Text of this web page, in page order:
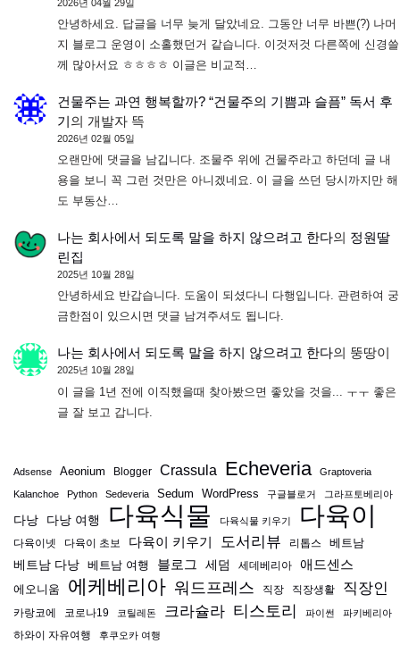
2026년 04월 29일
안녕하세요. 답글을 너무 늦게 달았네요. 그동안 너무 바쁜(?) 나머
지 블로그 운영이 소홀했던거 같습니다. 이것저것 다른쪽에 신경쓸
께 많아서요 ㅎㅎㅎㅎ 이글은 비교적…
건물주는 과연 행복할까? “건물주의 기쁨과 슬픔” 독서 후
기의 개발자 뜩
2026년 02월 05일
오랜만에 댓글을 남깁니다. 조물주 위에 건물주라고 하던데 글 내
용을 보니 꼭 그런 것만은 아니겠네요. 이 글을 쓰던 당시까지만 해
도 부동산…
나는 회사에서 되도록 말을 하지 않으려고 한다의 정원딸
린집
2025년 10월 28일
안녕하세요 반갑습니다. 도움이 되셨다니 다행입니다. 관련하여 궁
금한점이 있으시면 댓글 남겨주셔도 됩니다.
나는 회사에서 되도록 말을 하지 않으려고 한다의 뚱땅이
2025년 10월 28일
이 글을 1년 전에 이직했을때 찾아봤으면 좋았을 것을... ㅜㅜ 좋은
글 잘 보고 갑니다.
Adsense Aeonium Blogger Crassula Echeveria Graptoveria
Kalanchoe Python Sedeveria Sedum WordPress 구글블로거 그라프토베리아
다낭 다낭 여행 다육식물 다육식물 키우기 다육이
다육이넷 다육이 초보 다육이 키우기 도서리뷰 리톱스
베트남
베트남 다낭 베트남 여행 블로그 세덤 세데베리아 애드센스
에오니움 에케베리아 워드프레스 직장 직장생활 직장인
카랑코에 코로나19 코틸레돈 크라슐라 티스토리 파이썬 파키베리아
하와이 자유여행 후쿠오카 여행